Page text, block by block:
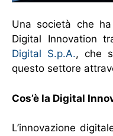
Una società che
Digital Innovation
Digital S.p.A., che
questo settore
Cos’è la Digital
L’innovazione